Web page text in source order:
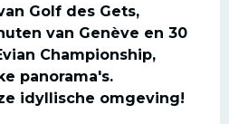
Golf des Gets,
van Genève en 30
Championship,
panorama's.
idyllische omgeving!